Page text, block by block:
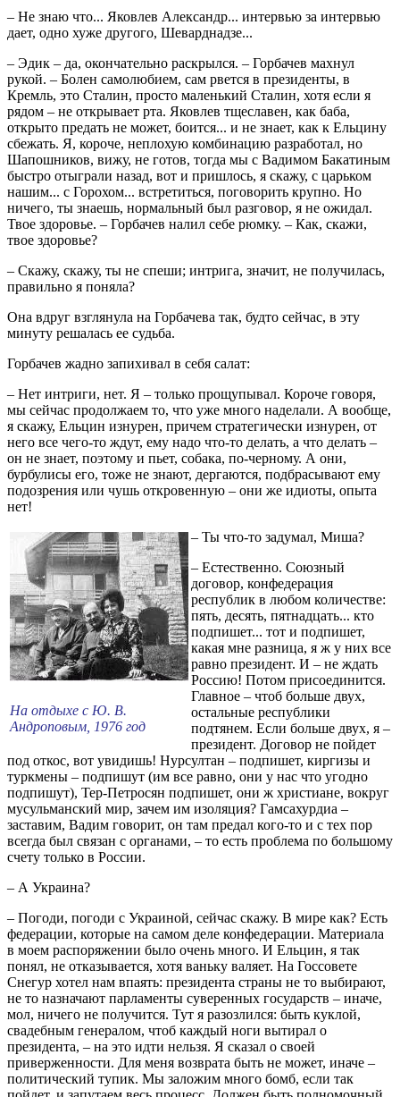
– Не знаю что... Яковлев Александр... интервью за интервью
дает, одно хуже другого, Шеварднадзе...
– Эдик – да, окончательно раскрылся. – Горбачев махнул
рукой. – Болен самолюбием, сам рвется в президенты, в
Кремль, это Сталин, просто маленький Сталин, хотя если я
рядом – не открывает рта. Яковлев тщеславен, как баба,
открыто предать не может, боится... и не знает, как к Ельцину
сбежать. Я, короче, неплохую комбинацию разработал, но
Шапошников, вижу, не готов, тогда мы с Вадимом Бакатиным
быстро отыграли назад, вот и пришлось, я скажу, с царьком
нашим... с Горохом... встретиться, поговорить крупно. Но
ничего, ты знаешь, нормальный был разговор, я не ожидал.
Твое здоровье. – Горбачев налил себе рюмку. – Как, скажи,
твое здоровье?
– Скажу, скажу, ты не спеши; интрига, значит, не получилась,
правильно я поняла?
Она вдруг взглянула на Горбачева так, будто сейчас, в эту
минуту решалась ее судьба.
Горбачев жадно запихивал в себя салат:
– Нет интриги, нет. Я – только прощупывал. Короче говоря,
мы сейчас продолжаем то, что уже много наделали. А вообще,
я скажу, Ельцин изнурен, причем стратегически изнурен, от
него все чего-то ждут, ему надо что-то делать, а что делать –
он не знает, поэтому и пьет, собака, по-черному. А они,
бурбулисы его, тоже не знают, дергаются, подбрасывают ему
подозрения или чушь откровенную – они же идиоты, опыта
нет!
На отдыхе с Ю. В.
Андроповым, 1976 год
– Ты что-то задумал, Миша?
– Естественно. Союзный
договор, конфедерация
республик в любом количестве:
пять, десять, пятнадцать... кто
подпишет... тот и подпишет,
какая мне разница, я ж у них все
равно президент. И – не ждать
Россию! Потом присоединится.
Главное – чтоб больше двух,
остальные республики
подтянем. Если больше двух, я –
президент. Договор не пойдет
под откос, вот увидишь! Нурсултан – подпишет, киргизы и
туркмены – подпишут (им все равно, они у нас что угодно
подпишут), Тер-Петросян подпишет, они ж христиане, вокруг
мусульманский мир, зачем им изоляция? Гамсахурдиа –
заставим, Вадим говорит, он там предал кого-то и с тех пор
всегда был связан с органами, – то есть проблема по большому
счету только в России.
– А Украина?
– Погоди, погоди с Украиной, сейчас скажу. В мире как? Есть
федерации, которые на самом деле конфедерации. Материала
в моем распоряжении было очень много. И Ельцин, я так
понял, не отказывается, хотя ваньку валяет. На Госсовете
Снегур хотел нам впаять: президента страны не то выбирают,
не то назначают парламенты суверенных государств – иначе,
мол, ничего не получится. Тут я разозлился: быть куклой,
свадебным генералом, чтоб каждый ноги вытирал о
президента, – на это идти нельзя. Я сказал о своей
приверженности. Для меня возврата быть не может, иначе –
политический тупик. Мы заложим много бомб, если так